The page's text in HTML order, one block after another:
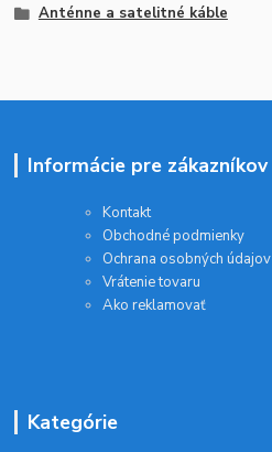
Anténne a satelitné káble
Informácie pre zákazníkov
Kontakt
Obchodné podmienky
Ochrana osobných údajov
Vrátenie tovaru
Ako reklamovať
Kategórie